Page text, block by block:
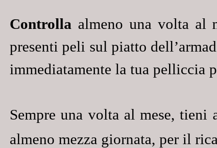
Controlla almeno una volta al
presenti peli sul piatto
immediatamente la tua pelliccia
Sempre una volta al mese,tieni
almeno mezza giornata, per il